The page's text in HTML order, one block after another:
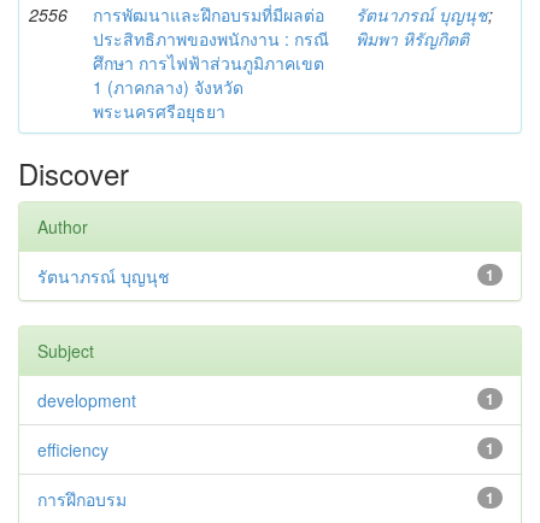
2556
การพัฒนาและฝึกอบรมที่มีผลต่อ
ประสิทธิภาพของพนักงาน : กรณี
ศึกษา การไฟฟ้าส่วนภูมิภาคเขต
1 (ภาคกลาง) จังหวัด
พระนครศรีอยุธยา
รัตนาภรณ์ บุญนุช;
พิมพา หิรัญกิตติ
Discover
Author
1
รัตนาภรณ์ บุญนุช
Subject
1
development
1
efficiency
1
การฝึกอบรม